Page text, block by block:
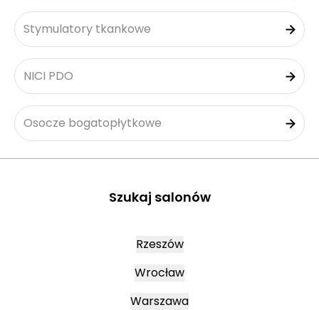
Stymulatory tkankowe
NICI PDO
Osocze bogatopłytkowe
Szukaj salonów
Rzeszów
Wrocław
Warszawa